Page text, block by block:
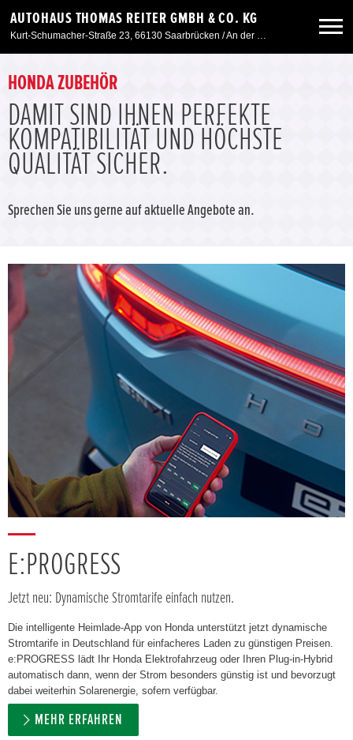
AUTOHAUS THOMAS REITER GMBH & CO. KG
Kurt-Schumacher-Straße 23, 66130 Saarbrücken / An der Windmühle 7, 66780 Siersburg
Neuwagen
Gebrauchtwagen
Angebote
Service & Zubehör
Unser Autohaus
HONDA ZUBEHÖR
DAMIT SIND IHNEN PERFEKTE
KOMPATIBILITÄT UND HÖCHSTE
QUALITÄT SICHER.
Sprechen Sie uns gerne auf aktuelle Angebote an.
E:PROGRESS
Jetzt neu: Dynamische Stromtarife einfach nutzen.
Die intelligente Heimlade-App von Honda unterstützt jetzt dynamische
Stromtarife in Deutschland für einfacheres Laden zu günstigen Preisen.
e:PROGRESS lädt Ihr Honda Elektrofahrzeug oder Ihren Plug-in-Hybrid
automatisch dann, wenn der Strom besonders günstig ist und bevorzugt
dabei weiterhin Solarenergie, sofern verfügbar.
MEHR ERFAHREN